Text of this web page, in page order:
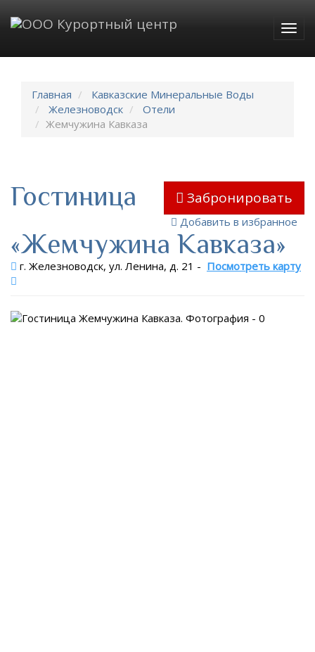
Главная
Кавказские Минеральные Воды
Железноводск
Отели
Жемчужина Кавказа
Забронировать
Добавить в избранное
Гостиница
«Жемчужина Кавказа»
г. Железноводск, ул. Ленина, д. 21 - Посмотреть карту